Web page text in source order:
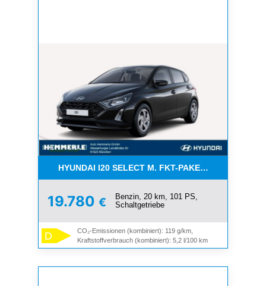
HYUNDAI I20 SELECT M. FKT-PAKET -
19.780 €
Benzin, 20 km, 101 PS,
Schaltgetriebe
D
CO₂-Emissionen (kombiniert): 119 g/km,
Kraftstoffverbrauch (kombiniert): 5,2 l/100 km